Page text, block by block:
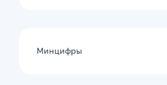
Минцифры